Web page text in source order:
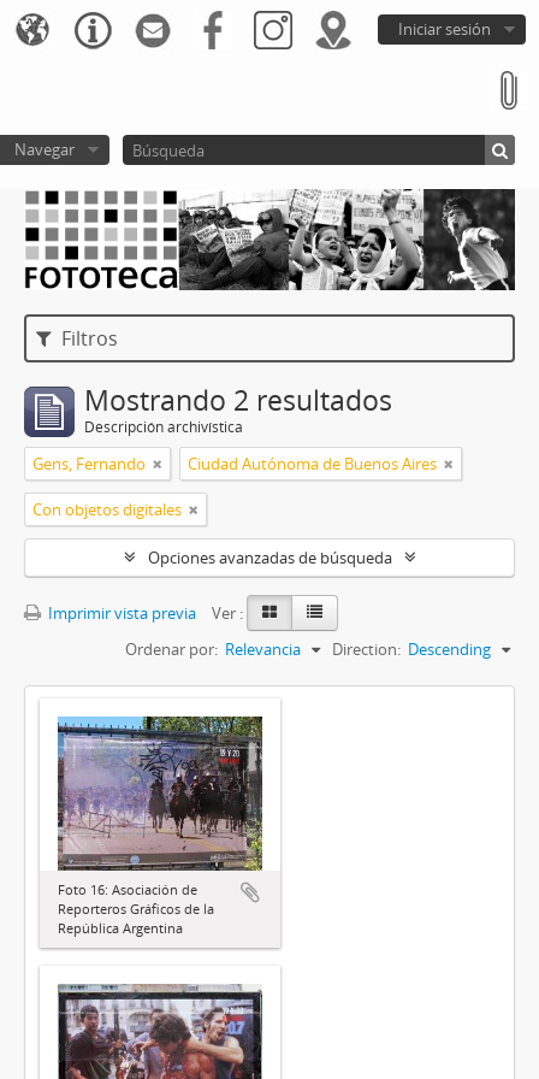
Iniciar sesión
Navegar
Filtros
Mostrando 2 resultados
Descripción archivística
Gens, Fernando Ciudad Autónoma de Buenos Aires
Con objetos digitales
Opciones avanzadas de búsqueda
Imprimir vista previa
Ver :
Ordenar por: Relevancia Direction: Descending
Foto 16: Asociación de
Reporteros Gráficos de la
República Argentina